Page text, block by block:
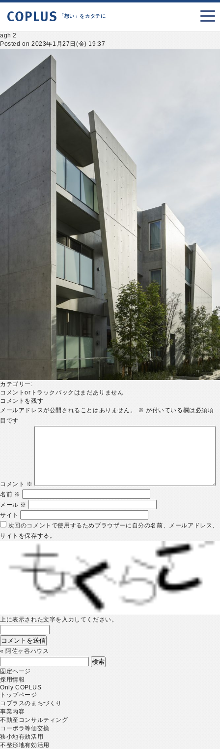
「想い」をカタチに
agh 2
Posted on 2023年1月27日(金) 19:37
カテゴリー:
コメントorトラックバックはまだありません
コメントを残す
メールアドレスが公開されることはありません。
※ が付いている欄は必須項
目です
コメント ※
名前 ※
メール ※
サイト
次回のコメントで使用するためブラウザーに自分の名前、メールアドレス、
サイトを保存する。
上に表示された文字を入力してください。
« 阿佐ヶ谷ハウス
索:
固定ページ
採用情報
Only COPLUS
トップページ
コプラスのまちづくり
事業内容
不動産コンサルティング
コーポラ等価交換
狭小地有効活用
不整形地有効活用